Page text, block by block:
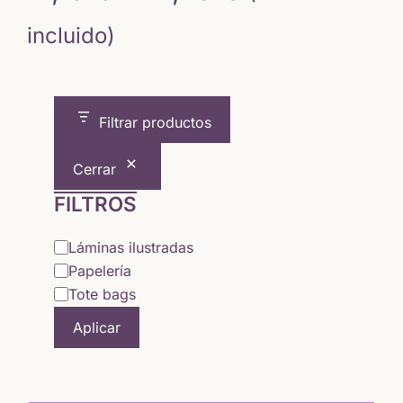
incluido)
Filtrar productos
Cerrar
FILTROS
Categoría
Láminas ilustradas
Papelería
Tote bags
Aplicar